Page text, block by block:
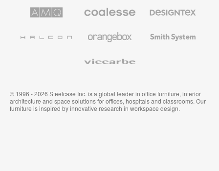
Solutions
Büromöbel
Textilien
System
© 1996 - 2026 Steelcase Inc. is a global leader in office furniture, interior
architecture and space solutions for offices, hospitals and classrooms. Our
furniture is inspired by innovative research in workspace design.